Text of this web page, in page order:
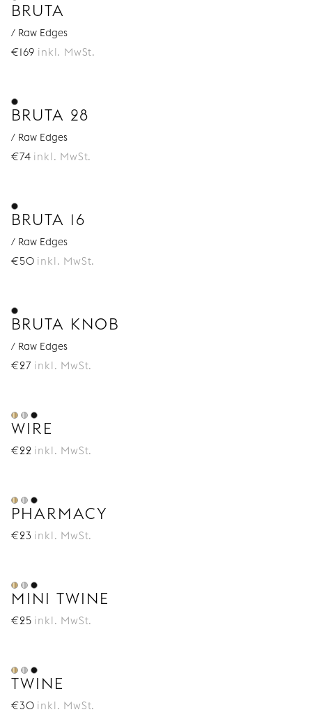
BRUTA
/ Raw Edges
€169 inkl. MwSt.
BRUTA 28
/ Raw Edges
€74 inkl. MwSt.
BRUTA 16
/ Raw Edges
€50 inkl. MwSt.
BRUTA KNOB
/ Raw Edges
€27 inkl. MwSt.
WIRE
€22 inkl. MwSt.
PHARMACY
€23 inkl. MwSt.
MINI TWINE
€25 inkl. MwSt.
TWINE
€30 inkl. MwSt.